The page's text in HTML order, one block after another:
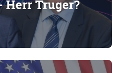
Herr Truger?